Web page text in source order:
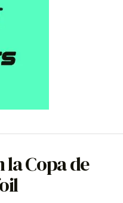
la Copa de